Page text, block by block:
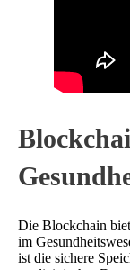
Die Blockchain
im
ist die sichere